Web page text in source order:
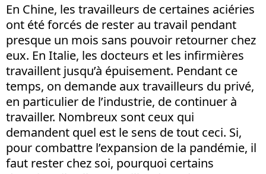
En Chine, les travailleurs de certaines aciéries
ont été forcés de rester au travail pendant
presque un mois sans pouvoir retourner chez
eux. En Italie, les docteurs et les infirmières
travaillent jusqu’à épuisement. Pendant ce
temps, on demande aux travailleurs du privé,
en particulier de l’industrie, de continuer à
travailler. Nombreux sont ceux qui
demandent quel est le sens de tout ceci. Si,
pour combattre l’expansion de la pandémie, il
faut rester chez soi, pourquoi certains